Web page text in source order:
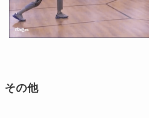
その他